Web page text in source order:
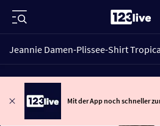
Jeannie Damen-Plissee-Shirt
Mit der App noch schneller